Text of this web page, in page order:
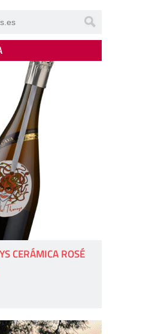
CERÁMICA ROSÉ